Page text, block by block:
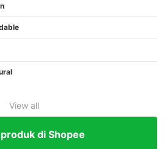
View all
di Shopee